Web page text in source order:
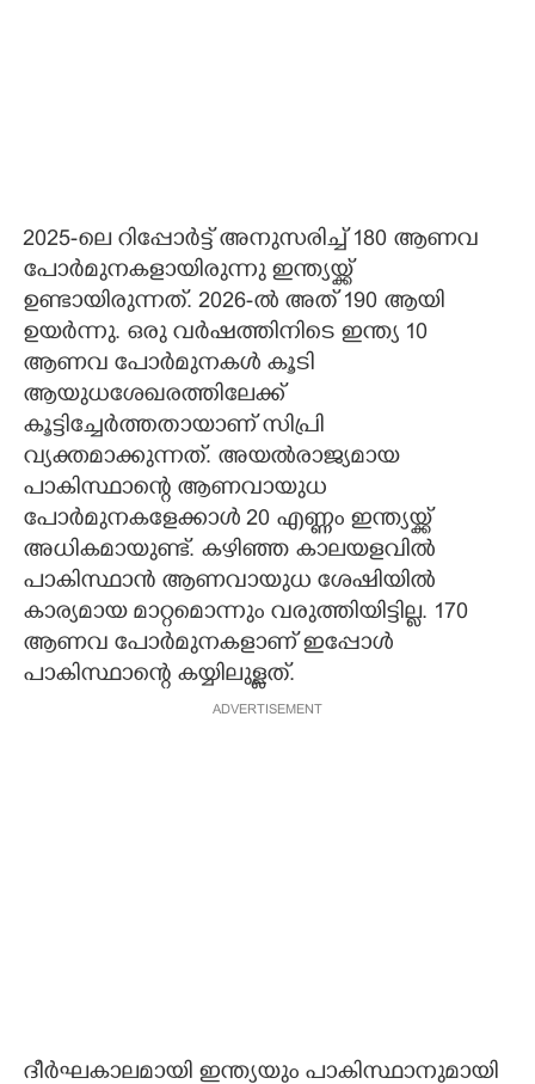
2025-ലെ റിപ്പോർട്ട് അനുസരിച്ച് 180 ആണവ
പോർമുനകളായിരുന്നു ഇന്ത്യയ്ക്ക്
ഉണ്ടായിരുന്നത്. 2026-ൽ അത് 190 ആയി
ഉയർന്നു. ഒരു വർഷത്തിനിടെ ഇന്ത്യ 10
ആണവ പോർമുനകൾ കൂടി
ആയുധശേഖരത്തിലേക്ക്
കൂട്ടിച്ചേർത്തതായാണ് സിപ്രി
വ്യക്തമാക്കുന്നത്. അയൽരാജ്യമായ
പാകിസ്ഥാന്റെ ആണവായുധ
പോർമുനകളേക്കാൾ 20 എണ്ണം ഇന്ത്യയ്ക്ക്
അധികമായുണ്ട്. കഴിഞ്ഞ കാലയളവിൽ
പാകിസ്ഥാൻ ആണവായുധ ശേഷിയിൽ
കാര്യമായ മാറ്റമൊന്നും വരുത്തിയിട്ടില്ല. 170
ആണവ പോർമുനകളാണ് ഇപ്പോൾ
പാകിസ്ഥാന്റെ കയ്യിലുള്ളത്.
ADVERTISEMENT
ദീർഘകാലമായി ഇന്ത്യയും പാകിസ്ഥാനുമായി